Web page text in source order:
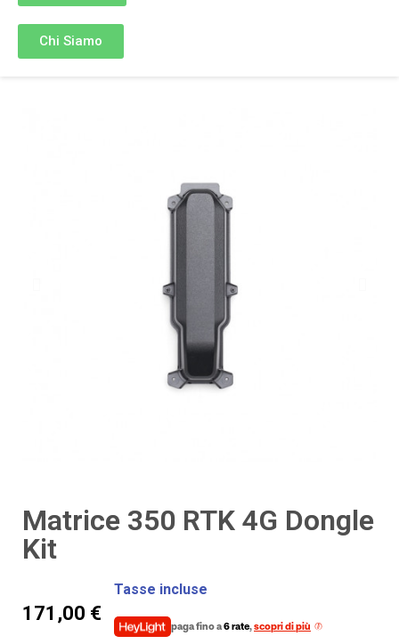
Chi Siamo
Matrice 350 RTK 4G Dongle
Kit
171,00 €
Tasse incluse
paga fino a6 rate,scopri di più